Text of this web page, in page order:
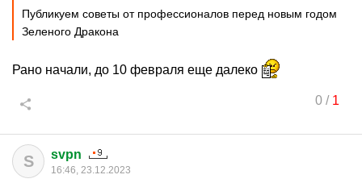
Публикуем советы от профессионалов перед новым годом
Зеленого Дракона
Рано начали, до 10 февраля еще далеко
0/ 1
S svpn
16:46, 23.12.2023